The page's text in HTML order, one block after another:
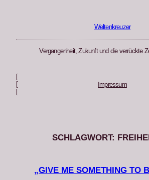
Weltenkreuzer
Vergangenheit, Zukunft und die verrückte
Impressum
SCHLAGWORT:
„GIVE ME SOMETHING TO